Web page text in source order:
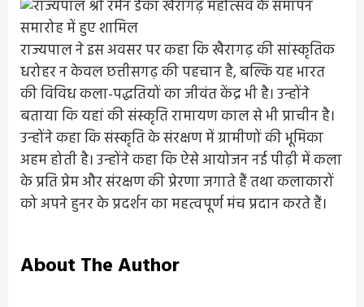
राज्यपाल ने इस अवसर पर कहा कि खैरागढ़ की सांस्कृतिक
धरोहर न केवल छत्तीसगढ़ की पहचान है, बल्कि यह भारत
की विविध कला-पद्धतियों का जीवंत केंद्र भी है। उन्होंने
बताया कि यहां की संस्कृति रामायण काल से भी प्राचीन है।
उन्होंने कहा कि संस्कृति के संरक्षण में ग्रामीणों की भूमिका
अहम होती है। उन्होंने कहा कि ऐसे आयोजन नई पीढ़ी में कला
के प्रति प्रेम और संरक्षण की प्रेरणा जगाते हैं तथा कलाकारों
को अपने हुनर के प्रदर्शन का महत्वपूर्ण मंच प्रदान करते हैं।
About The Author